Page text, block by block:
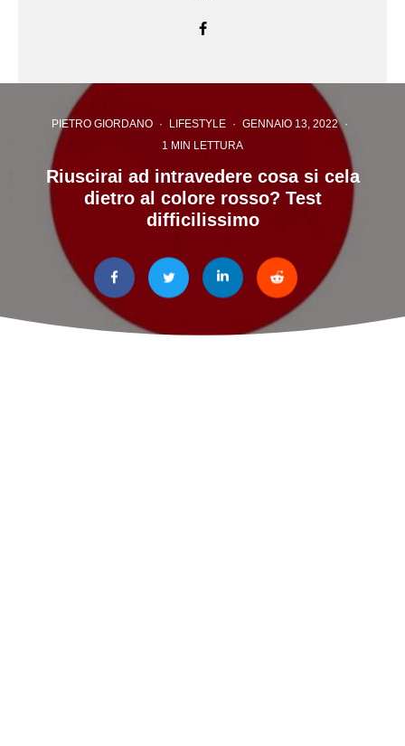
PIETRO GIORDANO · LIFESTYLE · GENNAIO 13, 2022
·
1 MIN LETTURA
Riuscirai ad intravedere cosa si cela
dietro al colore rosso? Test
difficilissimo